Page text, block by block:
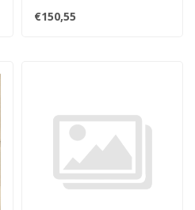
unieke ruimte te creëren..
€150,55